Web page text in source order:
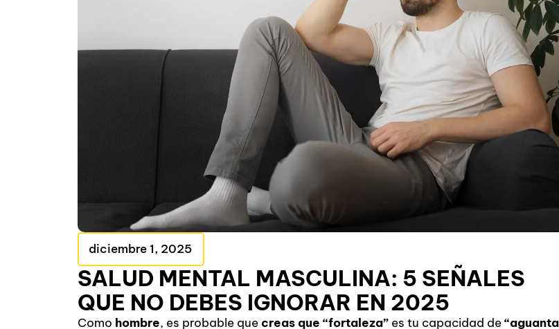
diciembre 1, 2025
SALUD MENTAL MASCULINA: 5 SEÑALES
QUE NO DEBES IGNORAR EN 2025
Como hombre, es probable quecreas que “fortaleza” es tu capacidad de